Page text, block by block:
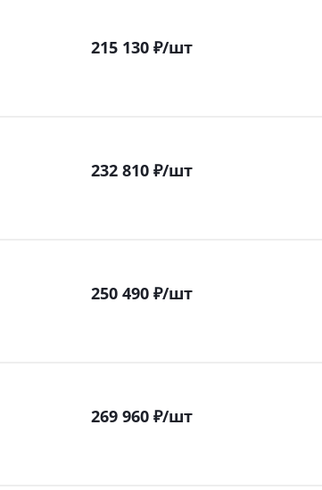
215 130 ₽/шт
232 810 ₽/шт
250 490 ₽/шт
269 960 ₽/шт